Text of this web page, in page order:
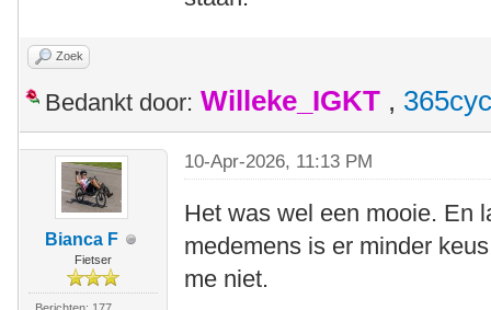
Zoek
Bedankt door: Willeke_IGKT ,
Bianca F
Fietser
10-Apr-2026, 11:13 PM
Het was wel een mooie. En
medemens is er minder
me niet.